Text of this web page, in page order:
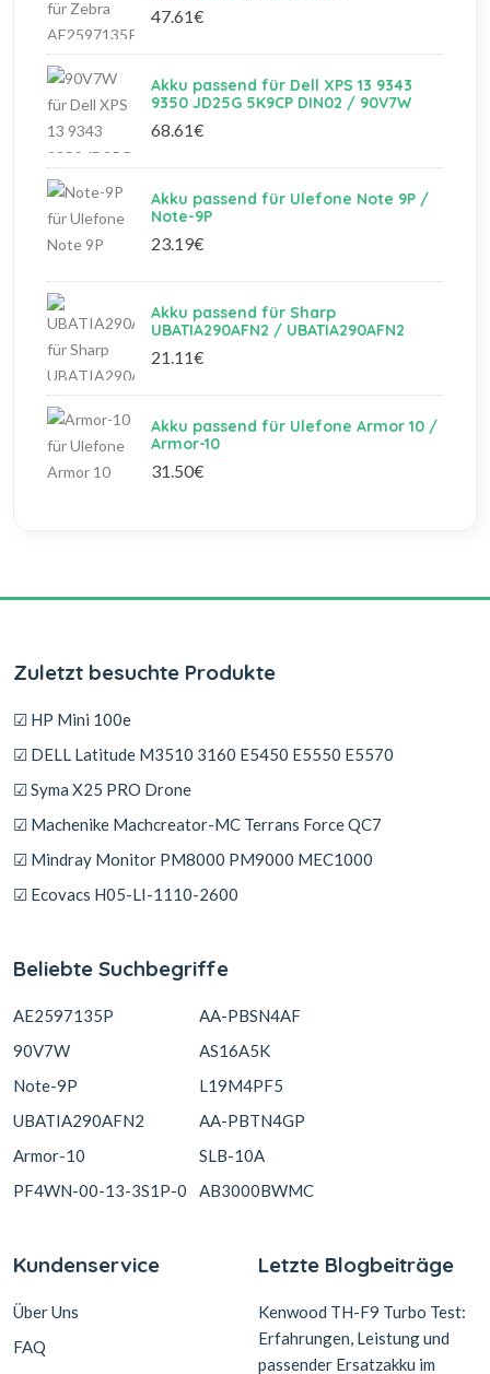
47.61€
Akku passend für Dell XPS 13 9343
9350 JD25G 5K9CP DIN02 / 90V7W
68.61€
Akku passend für Ulefone Note 9P /
Note-9P
23.19€
Akku passend für Sharp
UBATIA290AFN2 / UBATIA290AFN2
21.11€
Akku passend für Ulefone Armor 10 /
Armor-10
31.50€
Zuletzt besuchte Produkte
☑ HP Mini 100e
☑ DELL Latitude M3510 3160 E5450 E5550 E5570
☑ Syma X25 PRO Drone
☑ Machenike Machcreator-MC Terrans Force QC7
☑ Mindray Monitor PM8000 PM9000 MEC1000
☑ Ecovacs H05-LI-1110-2600
Beliebte Suchbegriffe
AE2597135P
90V7W
Note-9P
UBATIA290AFN2
Armor-10
PF4WN-00-13-3S1P-0
AA-PBSN4AF
AS16A5K
L19M4PF5
AA-PBTN4GP
SLB-10A
AB3000BWMC
Kundenservice
Über Uns
FAQ
Letzte Blogbeiträge
Kenwood TH-F9 Turbo Test:
Erfahrungen, Leistung und
passender Ersatzakku im